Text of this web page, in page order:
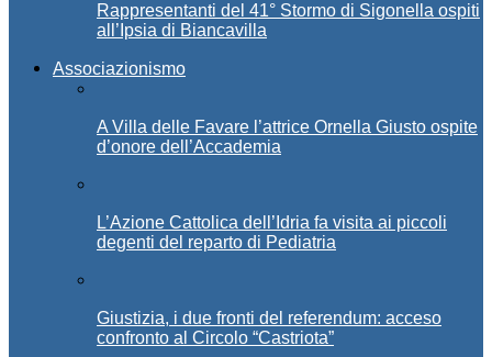
Rappresentanti del 41° Stormo di Sigonella ospiti
all’Ipsia di Biancavilla
Associazionismo
A Villa delle Favare l’attrice Ornella Giusto ospite
d’onore dell’Accademia
L’Azione Cattolica dell’Idria fa visita ai piccoli
degenti del reparto di Pediatria
Giustizia, i due fronti del referendum: acceso
confronto al Circolo “Castriota”